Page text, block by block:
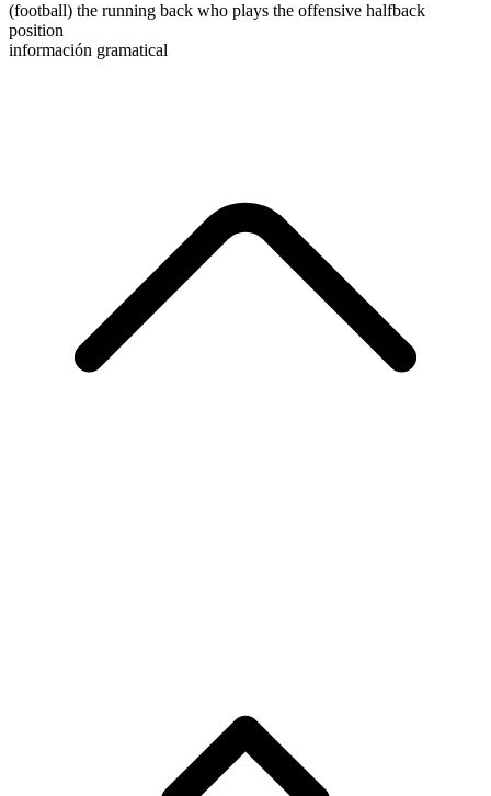
(football) the running back who plays the offensive halfback
position
información gramatical